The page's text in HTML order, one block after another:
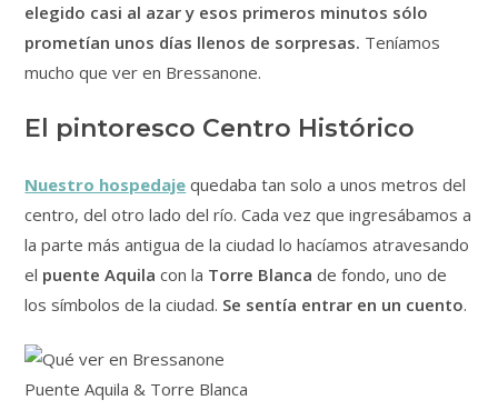
elegido casi al azar y esos primeros minutos sólo
prometían unos días llenos de sorpresas. Teníamos
mucho que ver en Bressanone.
El pintoresco Centro Histórico
Nuestro hospedaje quedaba tan solo a unos metros del
centro, del otro lado del río. Cada vez que ingresábamos a
la parte más antigua de la ciudad lo hacíamos atravesando
el puente Aquila con la Torre Blancade fondo, uno de
los símbolos de la ciudad. Se sentía entrar en un cuento.
Puente Aquila & Torre Blanca